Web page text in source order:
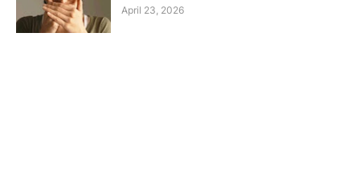
April 23, 2026